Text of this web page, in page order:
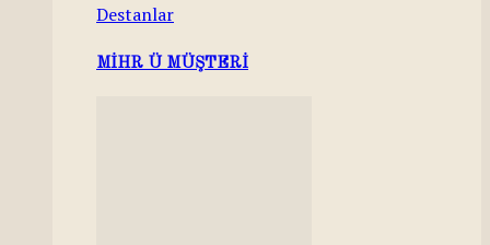
Destanlar
MİHR Ü MÜŞTERİ